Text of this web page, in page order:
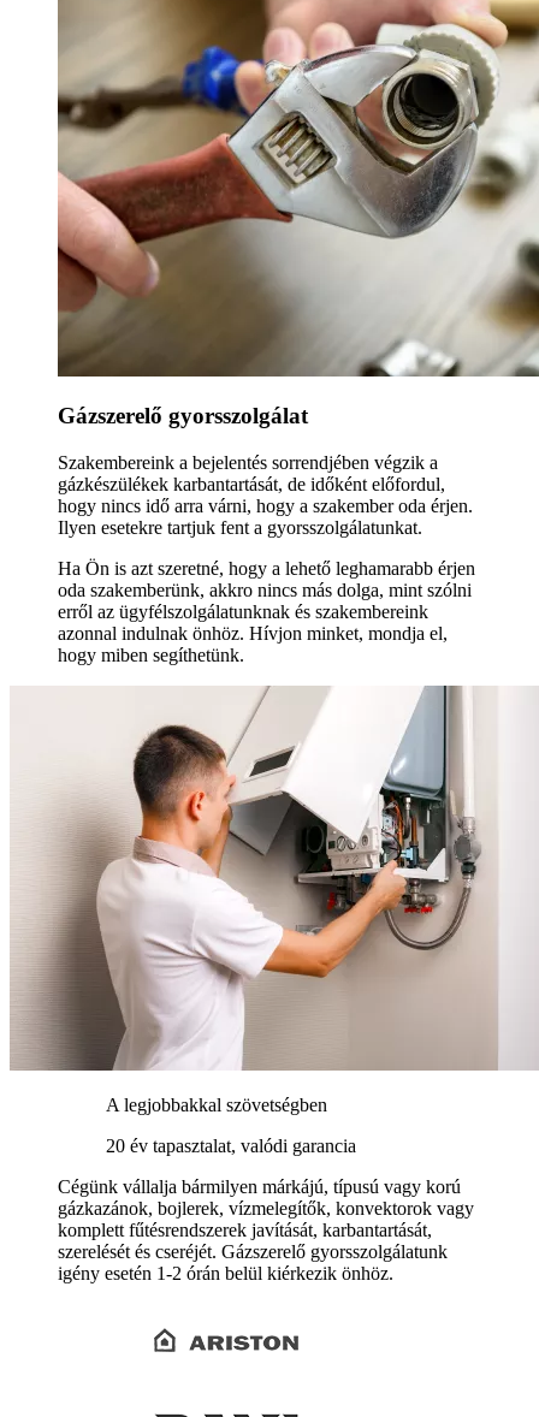
Gázszerelő gyorsszolgálat
Szakembereink a bejelentés sorrendjében végzik a
gázkészülékek karbantartását, de időként előfordul,
hogy nincs idő arra várni, hogy a szakember oda érjen.
Ilyen esetekre tartjuk fent a gyorsszolgálatunkat.
Ha Ön is azt szeretné, hogy a lehető leghamarabb érjen
oda szakemberünk, akkro nincs más dolga, mint szólni
erről az ügyfélszolgálatunknak és szakembereink
azonnal indulnak önhöz. Hívjon minket, mondja el,
hogy miben segíthetünk.
A legjobbakkal szövetségben
20 év tapasztalat, valódi garancia
Cégünk vállalja bármilyen márkájú, típusú vagy korú
gázkazánok, bojlerek, vízmelegítők, konvektorok vagy
komplett fűtésrendszerek javítását, karbantartását,
szerelését és cseréjét. Gázszerelő gyorsszolgálatunk
igény esetén 1-2 órán belül kiérkezik önhöz.